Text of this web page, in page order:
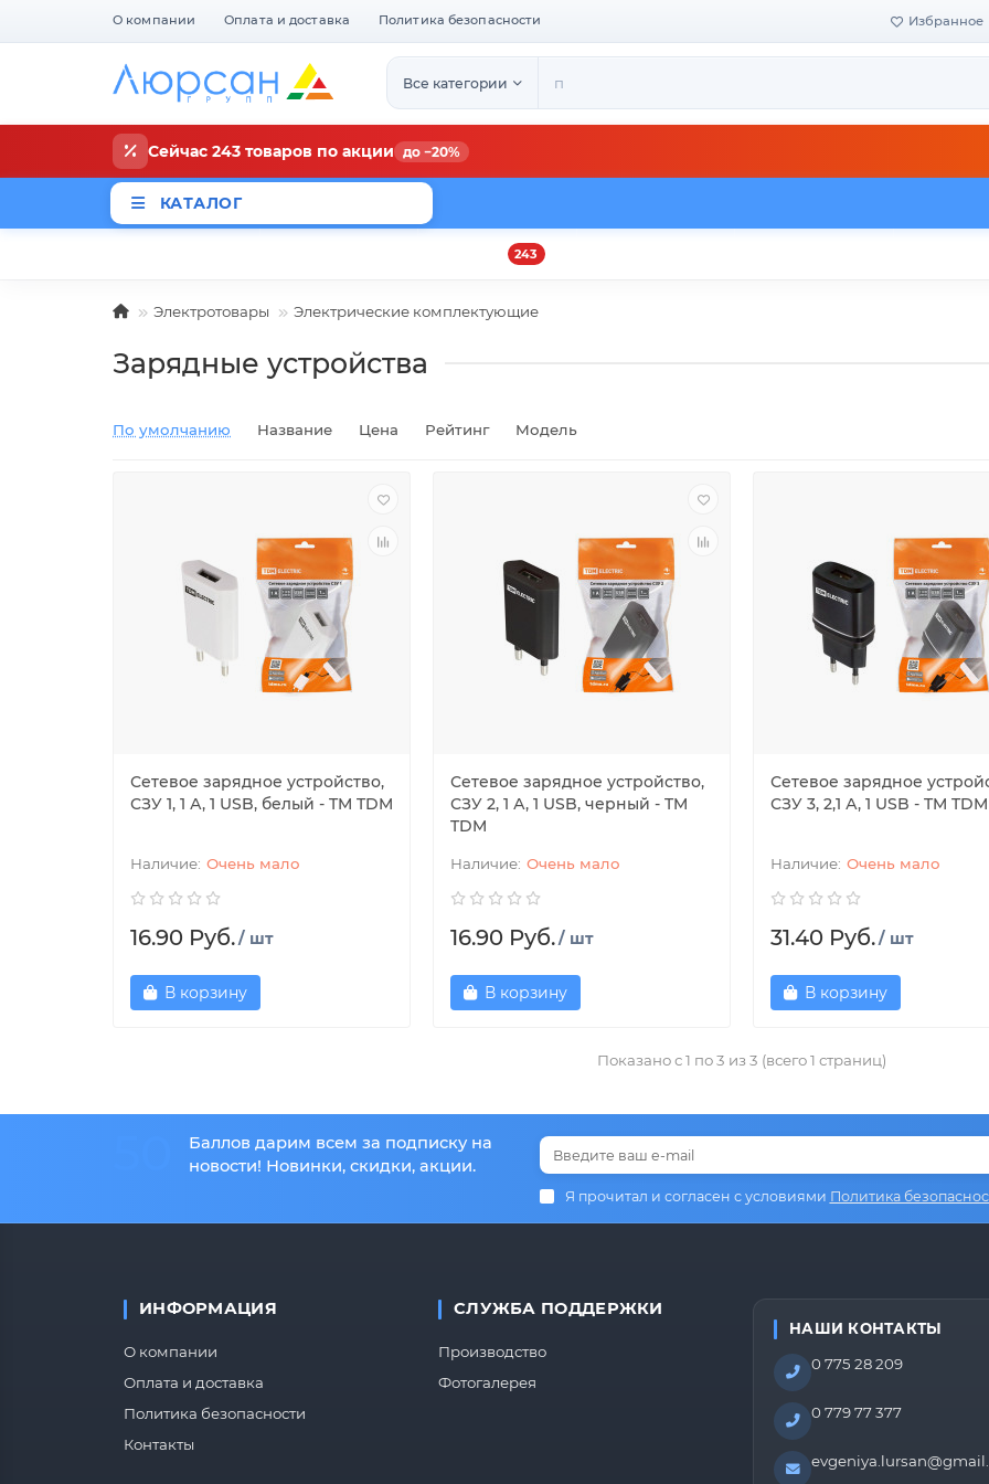
О компании Оплата и доставка Политика безопасности Избранное
Все категории
Сейчас 243 товаров по акции до −20%
КАТАЛОГ
243
Электротовары Электрические комплектующие
Зарядные устройства
По умолчанию Название Цена Рейтинг Модель
Сетевое зарядное устройство,
СЗУ 1, 1 А, 1 USB, белый - TM TDM
Очень мало
16.90 Руб./ шт
В корзину
Сетевое зарядное устройство,
СЗУ 2, 1 А, 1 USB, черный - TM
TDM
Очень мало
16.90 Руб./ шт
В корзину
Сетевое зарядное
СЗУ 3, 2,1 А, 1 USB - TM TDM
Очень мало
31.40 Руб./ шт
В корзину
Показано с 1 по 3 из 3 (всего 1 страниц)
Баллов дарим всем за подписку на
новости! Новинки, скидки, акции.
Я прочитал и согласен с условиями Политика
ИНФОРМАЦИЯ
О компании
Оплата и доставка
Политика безопасности
Контакты
СЛУЖБА ПОДДЕРЖКИ
Производство
Фотогалерея
НАШИ КОНТАКТЫ
0 775 28 209
0 779 77 377